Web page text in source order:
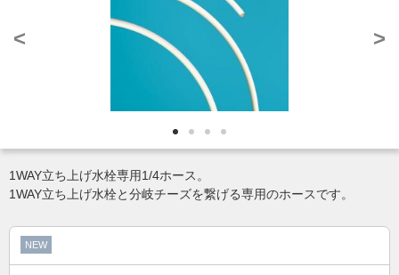
< >
1WAY立ち上げ水栓専用1/4ホース。
1WAY立ち上げ水栓と分岐チーズを繋げる専用のホースです。
NEW